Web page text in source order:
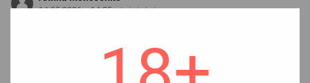
14.05.2026 в 14:55